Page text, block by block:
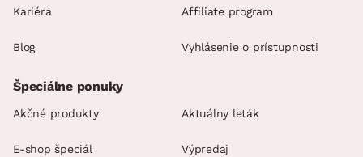
Kariéra
Blog
Affiliate program
Vyhlásenie o prístupnosti
Špeciálne ponuky
Akčné produkty Aktuálny leták
E-shop špeciál Výpredaj